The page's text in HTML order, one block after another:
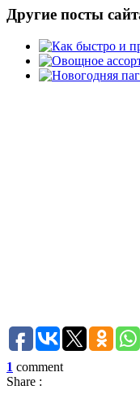
Другие посты
1 comment
Share :